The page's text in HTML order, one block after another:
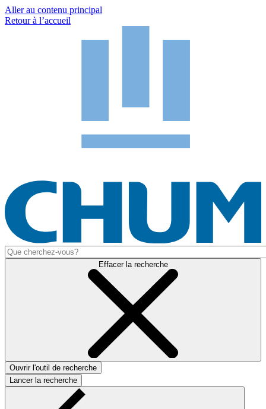
Aller au contenu principal
Retour à l’accueil
Effacer la recherche
Ouvrir l'outil de recherche
Lancer la recherche